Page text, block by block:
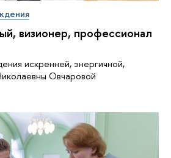
визионер, про­фес­си­о­нал
искренней, энергичной,
Овчаровой